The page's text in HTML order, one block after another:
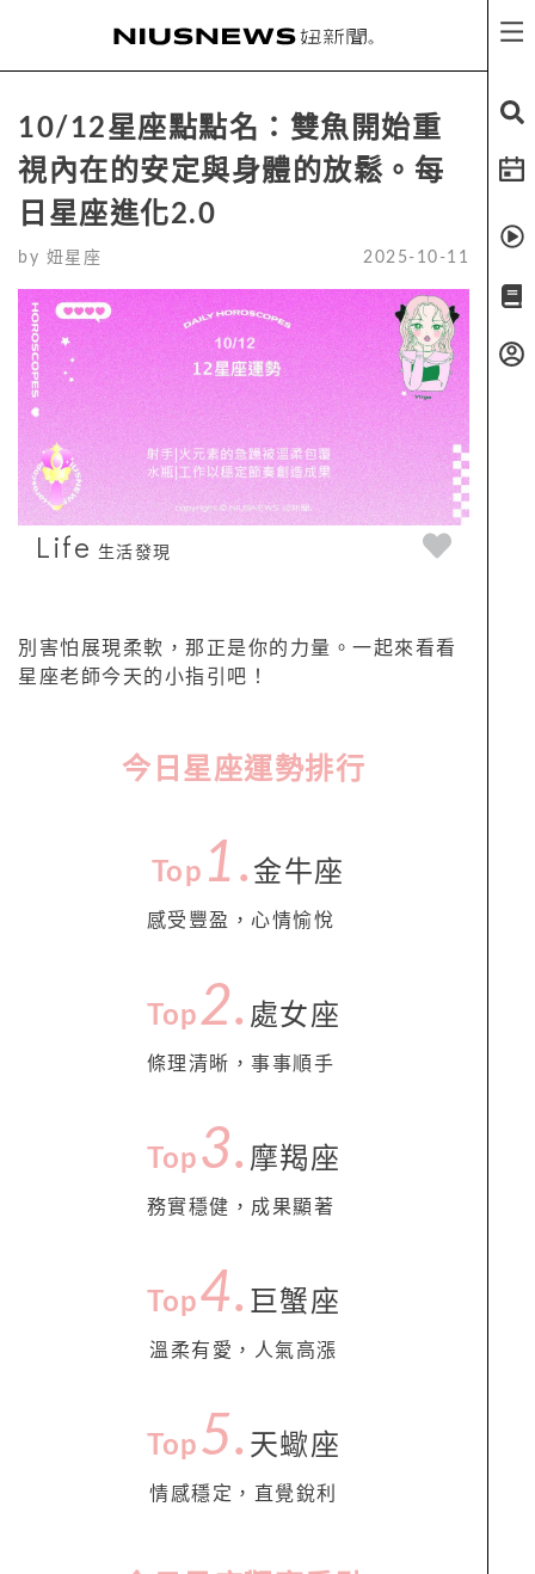
10/12星座點點名：雙魚開始重
視內在的安定與身體的放鬆。每
日星座進化2.0
by 妞星座 2025-10-11
Life 生活發現
別害怕展現柔軟，那正是你的力量。一起來看看
星座老師今天的小指引吧！
今日星座運勢排行
Top 1. 金牛座
感受豐盈，心情愉悅
Top2. 處女座
條理清晰，事事順手
Top 3. 摩羯座
務實穩健，成果顯著
Top4. 巨蟹座
溫柔有愛，人氣高漲
Top 5. 天蠍座
情感穩定，直覺銳利